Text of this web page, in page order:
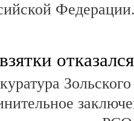
отказался